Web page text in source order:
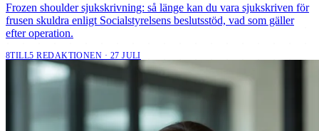
Frozen shoulder sjukskrivning: så länge kan du vara sjukskriven för
frusen skuldra enligt Socialstyrelsens beslutsstöd, vad som gäller
efter operation.
8TILL5 REDAKTIONEN · 27 JULI